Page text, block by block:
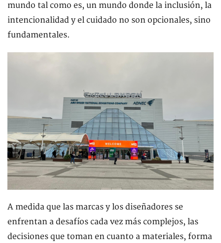
mundo tal como es, un mundo donde la inclusión, la
intencionalidad y el cuidado no son opcionales, sino
fundamentales.
A medida que las marcas y los diseñadores se
enfrentan a desafíos cada vez más complejos, las
decisiones que toman en cuanto a materiales, forma